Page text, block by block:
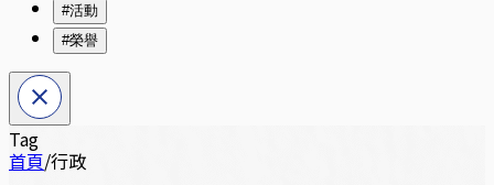
#活動
#榮譽
Tag
首頁/行政